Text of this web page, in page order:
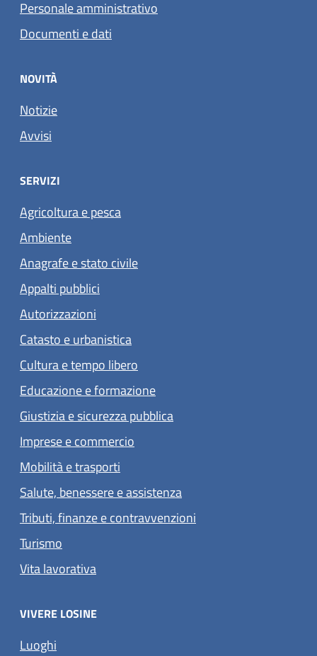
Personale amministrativo
Documenti e dati
NOVITÀ
Notizie
Avvisi
SERVIZI
Agricoltura e pesca
Ambiente
Anagrafe e stato civile
Appalti pubblici
Autorizzazioni
Catasto e urbanistica
Cultura e tempo libero
Educazione e formazione
Giustizia e sicurezza pubblica
Imprese e commercio
Mobilità e trasporti
Salute, benessere e assistenza
Tributi, finanze e contravvenzioni
Turismo
Vita lavorativa
VIVERE LOSINE
Luoghi